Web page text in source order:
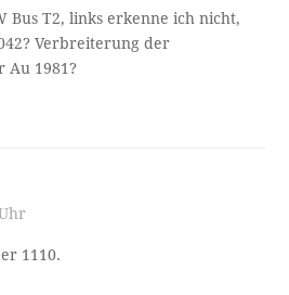
Bus T2, links erkenne ich nicht,
Verbreiterung der
Au 1981?
1110.